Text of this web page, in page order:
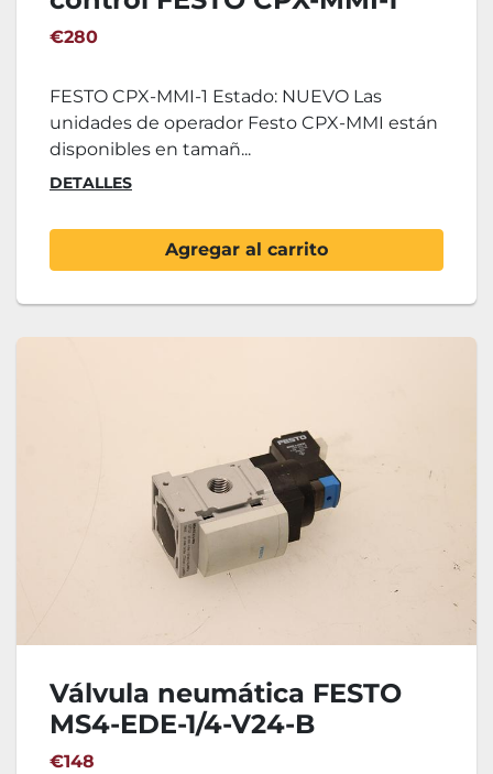
€280
FESTO CPX-MMI-1 Estado: NUEVO Las
unidades de operador Festo CPX-MMI están
disponibles en tamañ...
DETALLES
Agregar al carrito
Válvula neumática FESTO
MS4-EDE-1/4-V24-B
€148